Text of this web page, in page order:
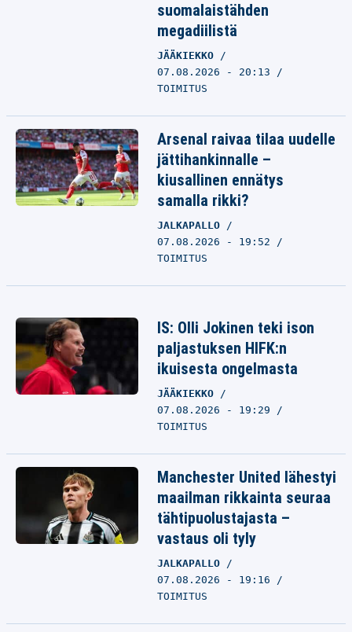
suomalaistähden
megadiilistä
JÄÄKIEKKO
07.08.2026 - 20:13
TOIMITUS
Arsenal raivaa tilaa uudelle
jättihankinnalle –
kiusallinen ennätys
samalla rikki?
JALKAPALLO
07.08.2026 - 19:52
TOIMITUS
IS: Olli Jokinen teki ison
paljastuksen HIFK:n
ikuisesta ongelmasta
JÄÄKIEKKO
07.08.2026 - 19:29
TOIMITUS
Manchester United lähestyi
maailman rikkainta seuraa
tähtipuolustajasta –
vastaus oli tyly
JALKAPALLO
07.08.2026 - 19:16
TOIMITUS